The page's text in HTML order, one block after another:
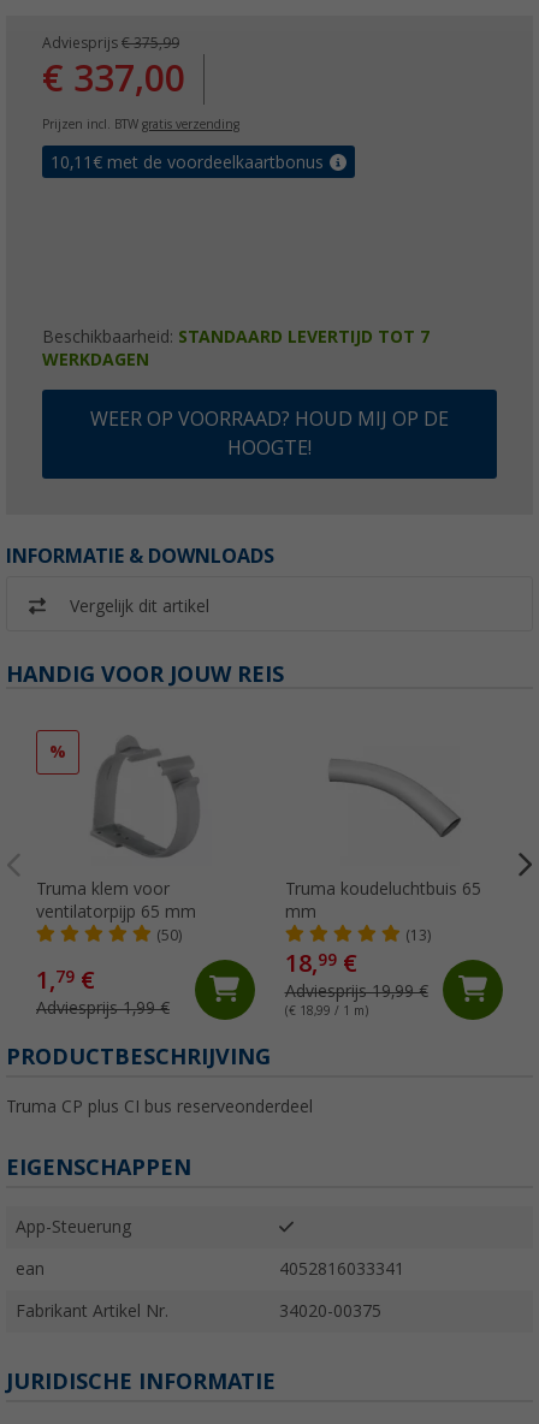
Adviesprijs € 375,99
€ 337,00
Prijzen incl. BTW gratis verzending
10,11 € met de voordeelkaartbonus
Beschikbaarheid: STANDAARD LEVERTIJD TOT 7
WERKDAGEN
WEER OP VOORRAAD? HOUD MIJ OP DE
HOOGTE!
INFORMATIE & DOWNLOADS
Vergelijk dit artikel
HANDIG VOOR JOUW REIS
%
Truma klem voor
ventilatorpijp 65 mm
(50)
1,79 €
Adviesprijs 1,99 €
Truma koudeluchtbuis 65
mm
(13)
18,99€
Adviesprijs 19,99 €
(€ 18,99 / 1 m)
PRODUCTBESCHRIJVING
Truma CP plus CI bus reserveonderdeel
EIGENSCHAPPEN
App-Steuerung
ean 4052816033341
Fabrikant Artikel Nr. 34020-00375
JURIDISCHE INFORMATIE